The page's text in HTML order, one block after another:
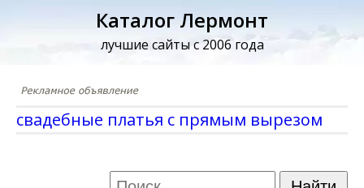
Каталог Лермонт
лучшие сайты с 2006 года
свадебные платья с прямым вырезом